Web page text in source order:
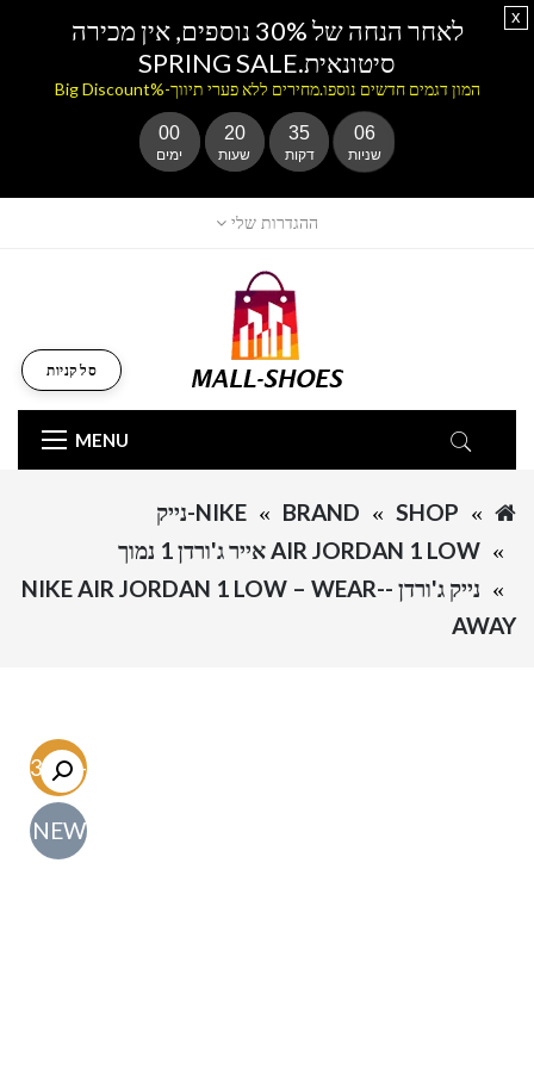
ההגדרות שלי
MENU
סל קניות
SHOP
BRAND
NIKE-נייק
AIR JORDAN 1 LOW אייר ג'ורדן 1 נמוך
נייק ג'ורדן -NIKE AIR JORDAN 1 LOW – WEAR-
AWAY
-63.5%
NEW
לאחר הנחה של 30% נוספים, אין מכירה
סיטונאית.SPRING SALE
המון דגמים חדשים נוספו.מחירים ללא פערי תיווך-%Big Discount
00
ימים
20
שעות
35
דקות
06
שניות
x